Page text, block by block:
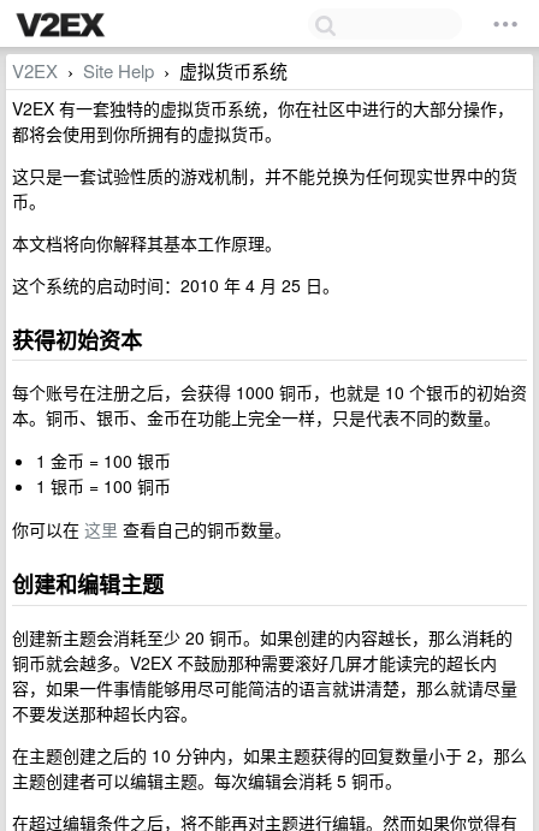
V2EX › Site Help › 虚拟货币系统
V2EX 有一套独特的虚拟货币系统，你在社区中进行的大部分操作，
都将会使用到你所拥有的虚拟货币。
这只是一套试验性质的游戏机制，并不能兑换为任何现实世界中的货
币。
本文档将向你解释其基本工作原理。
这个系统的启动时间：2010 年 4 月 25 日。
获得初始资本
每个账号在注册之后，会获得 1000 铜币，也就是 10 个银币的初始资
本。铜币、银币、金币在功能上完全一样，只是代表不同的数量。
1 金币 = 100 银币
1 银币 = 100 铜币
你可以在 这里 查看自己的铜币数量。
创建和编辑主题
创建新主题会消耗至少 20 铜币。如果创建的内容越长，那么消耗的
铜币就会越多。V2EX 不鼓励那种需要滚好几屏才能读完的超长内
容，如果一件事情能够用尽可能简洁的语言就讲清楚，那么就请尽量
不要发送那种超长内容。
在主题创建之后的 10 分钟内，如果主题获得的回复数量小于 2，那么
主题创建者可以编辑主题。每次编辑会消耗 5 铜币。
在超过编辑条件之后，将不能再对主题进行编辑。然而如果你觉得有